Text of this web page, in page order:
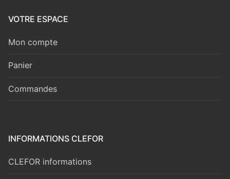
VOTRE ESPACE
Mon compte
Panier
Commandes
INFORMATIONS CLEFOR
CLEFOR informations